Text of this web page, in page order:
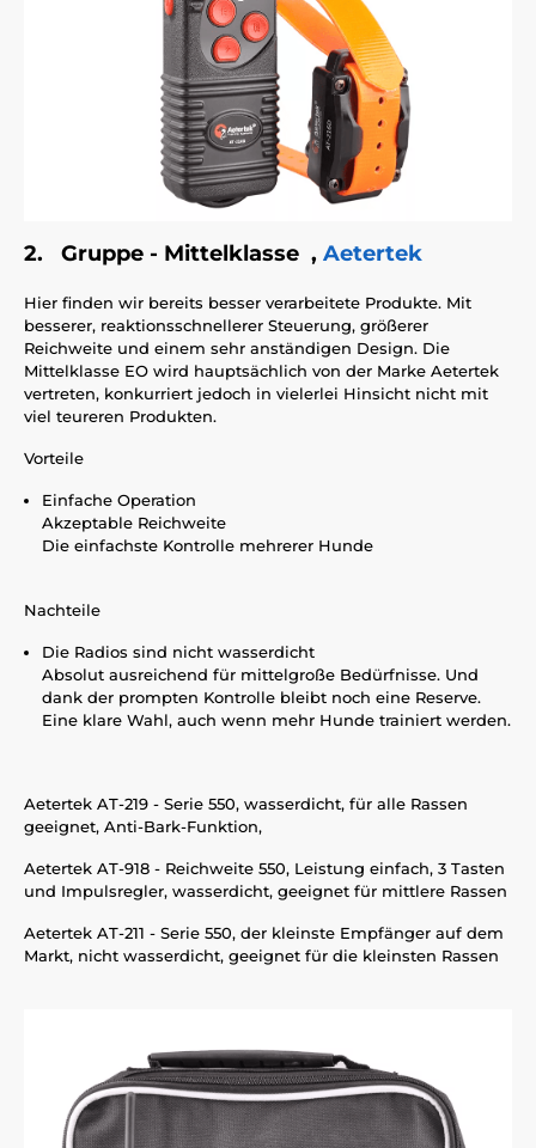
2. Gruppe - Mittelklasse , Aetertek
Hier finden wir bereits besser verarbeitete Produkte. Mit
besserer, reaktionsschnellerer Steuerung, größerer
Reichweite und einem sehr anständigen Design. Die
Mittelklasse EO wird hauptsächlich von der Marke Aetertek
vertreten, konkurriert jedoch in vielerlei Hinsicht nicht mit
viel teureren Produkten.
Vorteile
Einfache Operation
Akzeptable Reichweite
Die einfachste Kontrolle mehrerer Hunde
Nachteile
Die Radios sind nicht wasserdicht
Absolut ausreichend für mittelgroße Bedürfnisse. Und
dank der prompten Kontrolle bleibt noch eine Reserve.
Eine klare Wahl, auch wenn mehr Hunde trainiert werden.
Aetertek AT-219 - Serie 550, wasserdicht, für alle Rassen
geeignet, Anti-Bark-Funktion,
Aetertek AT-918 - Reichweite 550, Leistung einfach, 3 Tasten
und Impulsregler, wasserdicht, geeignet für mittlere Rassen
Aetertek AT-211 - Serie 550, der kleinste Empfänger auf dem
Markt, nicht wasserdicht, geeignet für die kleinsten Rassen